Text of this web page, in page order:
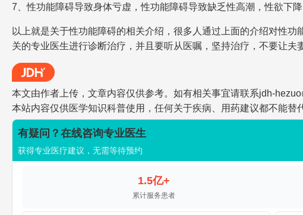
7、性功能障碍导致身体亏虚，性功能障碍导致缺乏性高潮，性欲下
以上就是关于性功能障碍的相关介绍，很多人通过上面的介绍对性
关的专业医生进行诊断治疗，并且要听从医嘱，坚持治疗，不要让夫
本文由作者上传，文章内容仅供参考。如有相关事宜请联系jdh-
本站内容仅供医学知识科普使用，任何关于疾病、用药建议都不能替
有疑问？在线咨询专业医生
获得专业医疗建议，无需等待预约
1.5亿+
累计服务患者